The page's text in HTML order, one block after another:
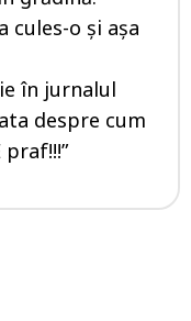
cules-o și așa
în jurnalul
despre cum